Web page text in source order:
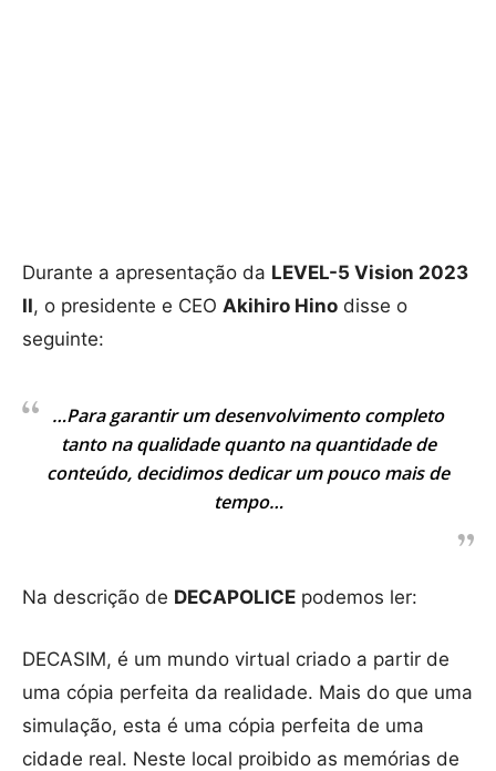
Durante a apresentação da LEVEL-5 Vision 2023
II, o presidente e CEO Akihiro Hino disse o
seguinte:
…Para garantir um desenvolvimento completo
tanto na qualidade quanto na quantidade de
conteúdo, decidimos dedicar um pouco mais de
tempo…
Na descrição de DECAPOLICE podemos ler:
DECASIM, é um mundo virtual criado a partir de
uma cópia perfeita da realidade. Mais do que uma
simulação, esta é uma cópia perfeita de uma
cidade real. Neste local proibido as memórias de